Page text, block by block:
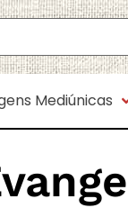
Mediúnicas